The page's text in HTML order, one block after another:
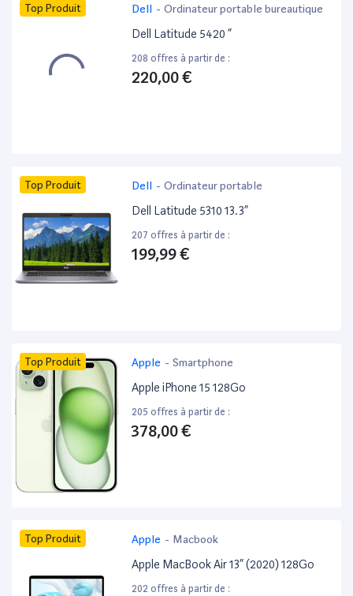
Top Produit Dell - Ordinateur portable bureautique
Dell Latitude 5420 ”
208 offres à partir de :
220,00 €
Top Produit Dell - Ordinateur portable
Dell Latitude 5310 13.3”
207 offres à partir de :
199,99 €
Top Produit Apple - Smartphone
Apple iPhone 15 128Go
205 offres à partir de :
378,00 €
Top Produit Apple - Macbook
Apple MacBook Air 13” (2020) 128Go
202 offres à partir de :